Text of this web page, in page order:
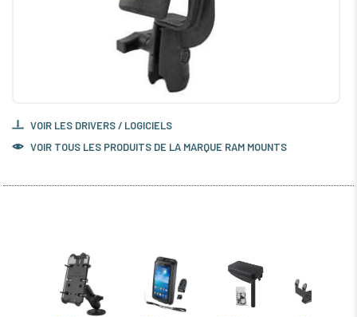
VOIR LES DRIVERS / LOGICIELS
VOIR TOUS LES PRODUITS DE LA MARQUE RAM MOUNTS